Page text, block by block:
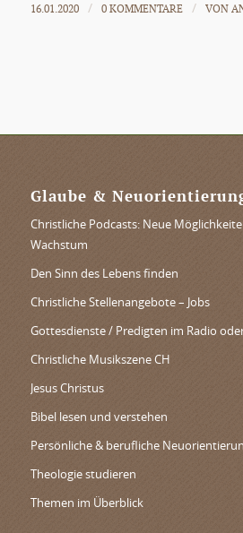
16.01.2020 / 0 KOMMENTARE / VON
Glaube &
Christliche Podcasts: Neue
Wachstum
Den Sinn des Lebens finden
Christliche Stellenangebote – Jobs
Gottesdienste / Predigten im Radio
Christliche Musikszene CH
Jesus Christus
Bibel lesen und verstehen
Persönliche & berufliche
Theologie studieren
Themen im Überblick